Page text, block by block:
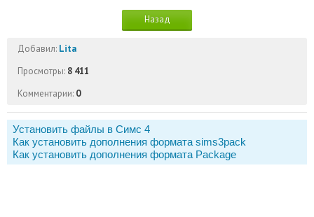
Назад
Добавил: Lita
Просмотры: 8 411
Комментарии: 0
Установить файлы в Симс 4
Как установить дополнения формата sims3pack
Как установить дополнения формата Package